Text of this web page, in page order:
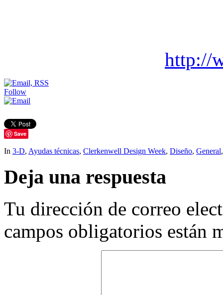
http://
Follow
Save
In 3-D, Ayudas técnicas, Clerkenwell Design Week, Diseño, General
Deja una respuesta
Tu dirección de correo
campos obligatorios están